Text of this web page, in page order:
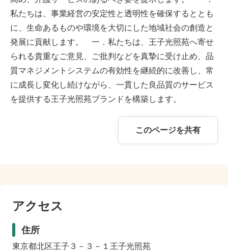
私たちは、事業経営の安定性と透明性を確保するととも
に、生命あるものや環境を大切にした地域社会の創造と
発展に貢献します。 一．私たちは、王子光照苑へ寄せ
られる貴重なご意見、ご批判などを真摯に受け止め、品
質マネジメントシステムの有効性を継続的に改善し、常
に成長し変化し続けながら、一貫した良品質のサービス
を提供する王子光照苑ブランドを構築します。
このページを共有
アクセス
住所
東京都北区王子３－３－１王子光照苑